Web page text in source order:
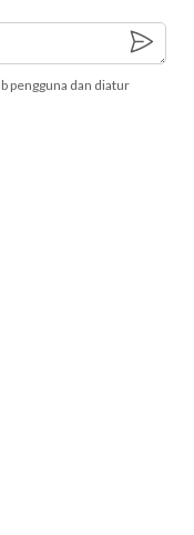
pengguna dan diatur